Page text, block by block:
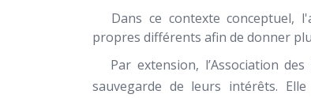
Dans ce contexte conceptuel,
propres différents afin de donner
Par extension, l’Association
sauvegarde de leurs intérêts.